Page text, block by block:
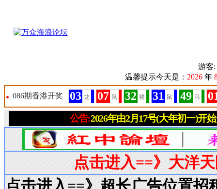
游
温馨提示今天是： 2026 年